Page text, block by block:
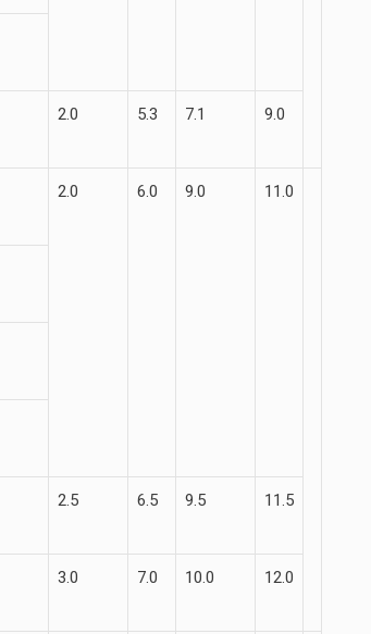
2.0 5.3 7.1 9.0
2.0 6.0 9.0 11.0
2.5 6.5 9.5 11.5
3.0 7.0 10.0 12.0